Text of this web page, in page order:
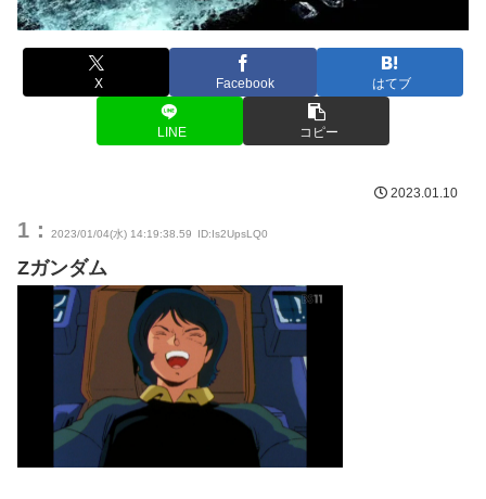
X Facebook はてブ
LINE コピー
2023.01.10
1： 2023/01/04(水) 14:19:38.59 ID:Is2UpsLQ0
Zガンダム